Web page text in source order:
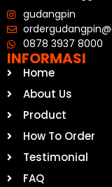
gudangpin
0878 3937 8000
INFORMASI
Home
About Us
Product
How To Order
Testimonial
FAQ